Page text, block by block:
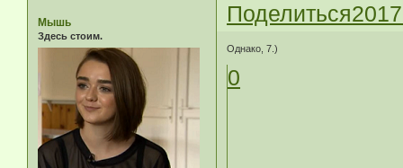
Поделиться
Мышь
Здесь стоим.
Однако, 7.)
0